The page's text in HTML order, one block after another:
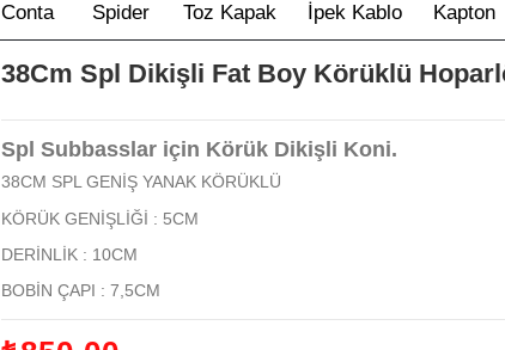
Conta Spider Toz Kapak İpek Kablo Kapton
38Cm Spl Dikişli Fat Boy Körüklü
Spl Subbasslar için Körük Dikişli Koni.
38CM SPL GENİŞ YANAK KÖRÜKLÜ
KÖRÜK GENİŞLİĞİ : 5CM
DERİNLİK : 10CM
BOBİN ÇAPI : 7,5CM